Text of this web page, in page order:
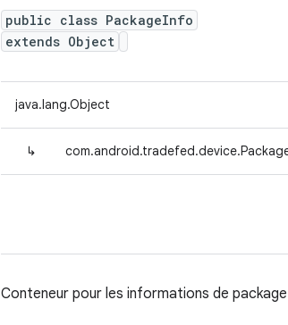
public class PackageInfo
extends Object
java.lang.Object
↳
Conteneur pour les informations de